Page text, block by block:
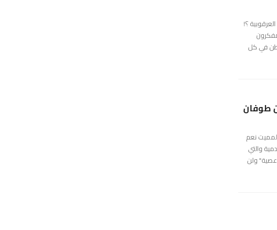
؟!
في كل
طوفان
نعم
والتي
عصية" ولن